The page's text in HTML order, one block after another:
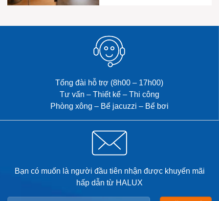
đình chị Luyện. Công trình
được thiết kế đồng bộ nhằm
mang đến không gian thư giãn
riêng tư, chăm sóc sức khỏe
và […]
Tổng đài hỗ trợ (8h00 – 17h00)
Tư vấn – Thiết kế – Thi công
Phòng xông – Bể jacuzzi – Bể bơi
Bạn có muốn là người đầu tiên nhận được khuyến mãi
hấp dẫn từ HALUX